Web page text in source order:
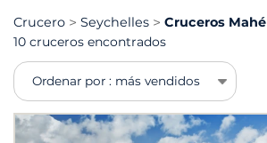
Crucero Seychelles
Cruceros Mahé
10 cruceros encontrados
Ordenar por : más vendidos